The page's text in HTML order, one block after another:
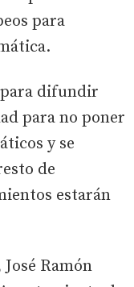
para
difundir
para no poner
y se
de
estarán
Ramón